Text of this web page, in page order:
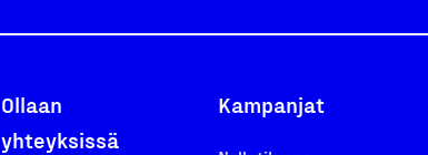
Ollaan
yhteyksissä
Kampanjat